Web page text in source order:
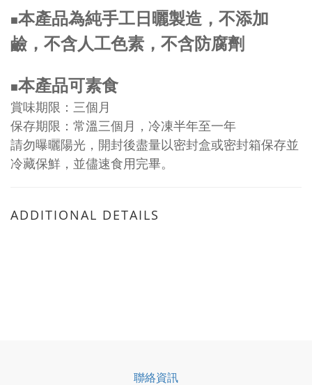
■本產品為純手工日曬製造， 不添加
鹼， 不含人工色素，不含防腐劑
■本產品可素食
賞味期限：三個月
保存期限：常溫三個月，冷凍半年至一年
請勿曝曬陽光，開封後盡量以密封盒或密封箱保存並
冷藏保鮮，並儘速食用完畢。
ADDITIONAL DETAILS
聯絡資訊